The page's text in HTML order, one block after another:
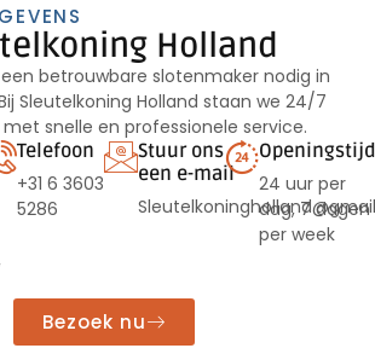
Holland
betrouwbare slotenmaker nodig in
Sleutelkoning Holland staan we 24/7
snelle en professionele service.
Telefoon
+31 6 3603
5286
Stuur ons
een e-mail
24 uur per
dag, 7 dagen
per week
Bezoek nu